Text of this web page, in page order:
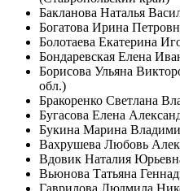
Бакланова Наталья
Богатова Ирина
Болотаева Екатерина
Бондаревская Елена
Борисова Ульяна
обл.)
Бракоренко Светлана
Бугасова Елена
Букина Марина
Вахрушева Любовь
Вдовик Наталия
Вьюнова Татьяна